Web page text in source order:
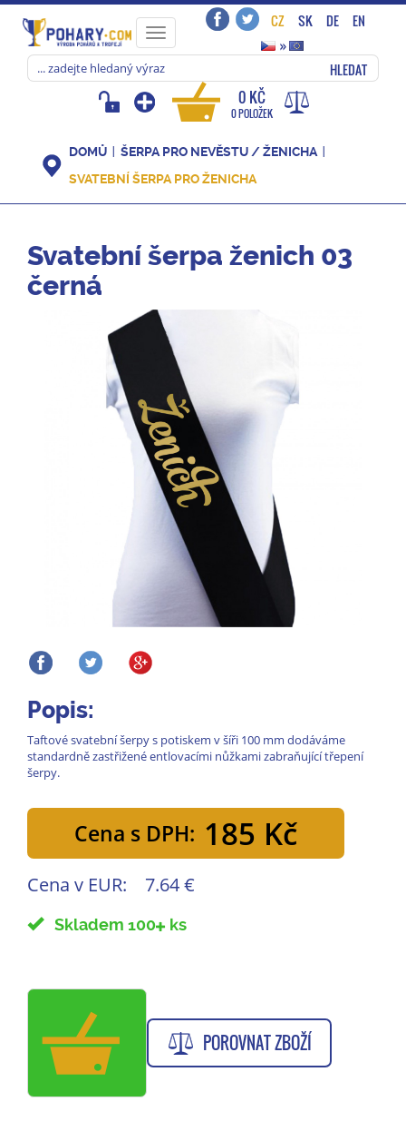
Toggle
navigation
CZ SK DE
EN
»
HLEDAT
0 KČ
0 POLOŽEK
DOMŮ
ŠERPA PRO NEVĚSTU / ŽENICHA
SVATEBNÍ ŠERPA PRO ŽENICHA
Svatební šerpa ženich 03
černá
Popis:
Taftové svatební šerpy s potiskem v šíři 100 mm dodáváme
standardně zastřižené entlovacími nůžkami zabraňující třepení
šerpy.
Cena s DPH: 185 Kč
Cena v EUR: 7.64 €
Skladem 100 ks
POROVNAT ZBOŽÍ